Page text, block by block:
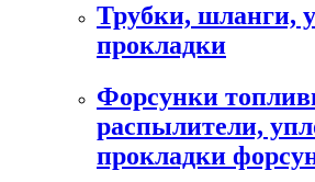
Трубки, шланги,
прокладки
Форсунки
распылители,
прокладки